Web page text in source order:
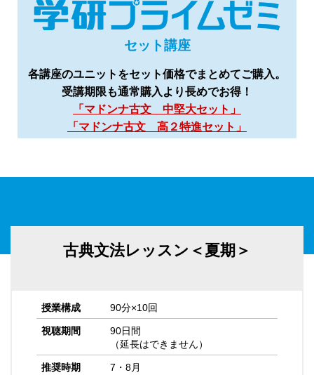
セット講座
各講座のユニットをセット価格でまとめてご購入。
受講期限も通常購入より長めでお得！
「マドンナ古文 中堅大セット」
「マドンナ古文 高２特進セット」
古典文法レッスン＜夏期＞
授業構成 90分×10回
視聴期間
90日間
（延長はできません）
推奨時期 7・8月